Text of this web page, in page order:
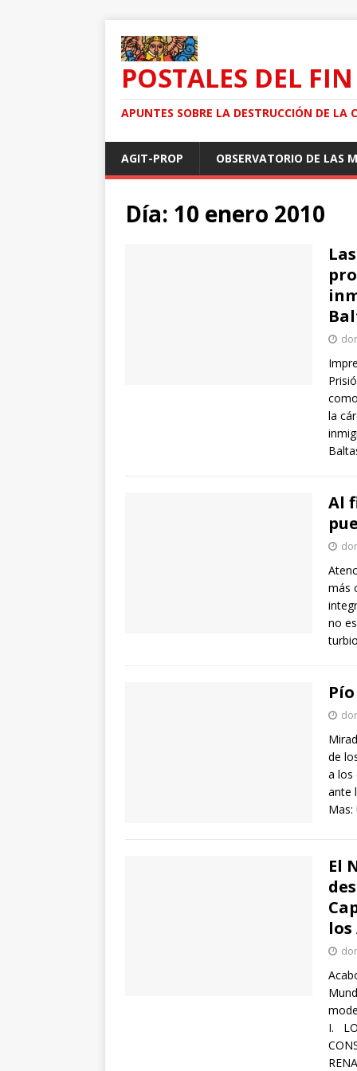
POSTALES DEL
APUNTES SOBRE LA DESTRUCCIÓN DE LA
AGIT-PROP OBSERVATORIO DE LAS
Día: 10 enero 2010
la
Al
más
no
de
a los
ante
El
I.